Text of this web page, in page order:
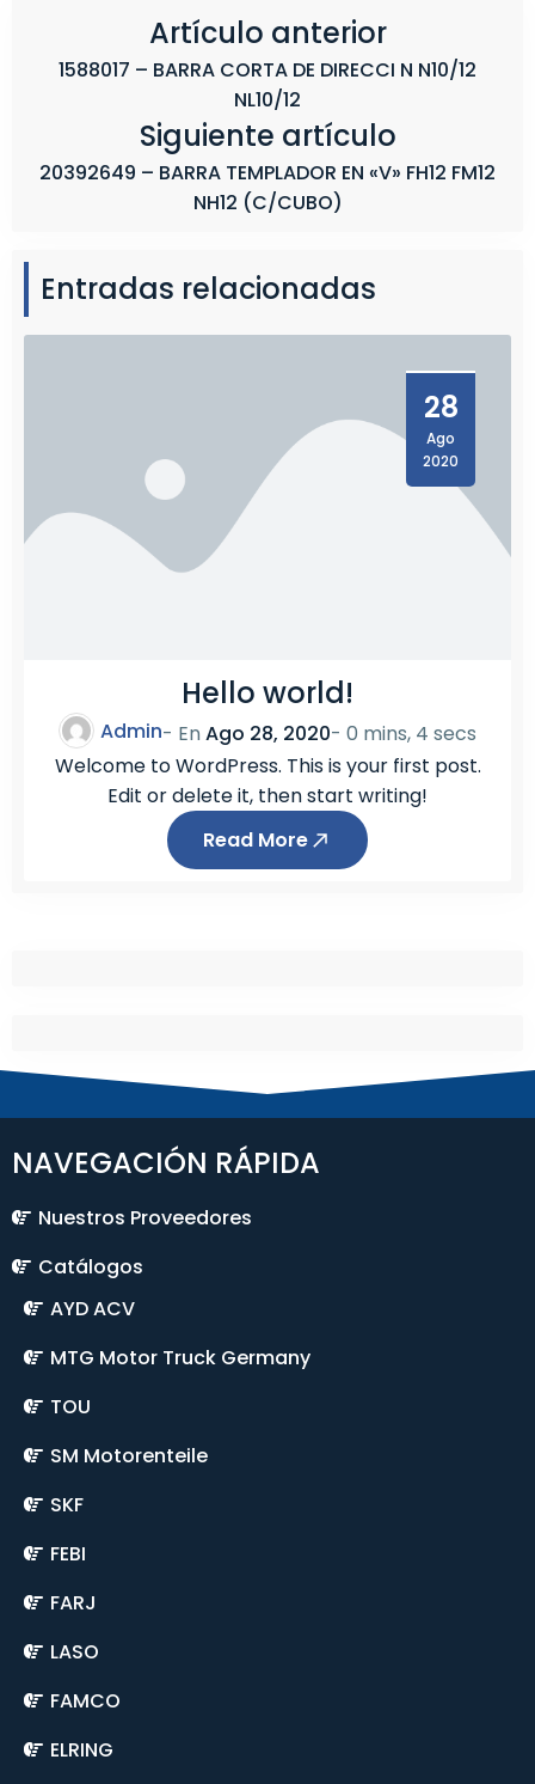
)
Artículo anterior
1588017 – BARRA CORTA DE DIRECCI N N10/12
NL10/12
Siguiente artículo
20392649 – BARRA TEMPLADOR EN «V» FH12 FM12
NH12 (C/CUBO)
Entradas relacionadas
28
Ago
2020
Hello world!
Admin- EnAgo 28, 2020- 0 mins, 4 secs
Welcome to WordPress. This is your first post.
Edit or delete it, then start writing!
Read More
NAVEGACIÓN RÁPIDA
Nuestros Proveedores
Catálogos
AYD ACV
MTG Motor Truck Germany
TOU
SM Motorenteile
SKF
FEBI
FARJ
LASO
FAMCO
ELRING